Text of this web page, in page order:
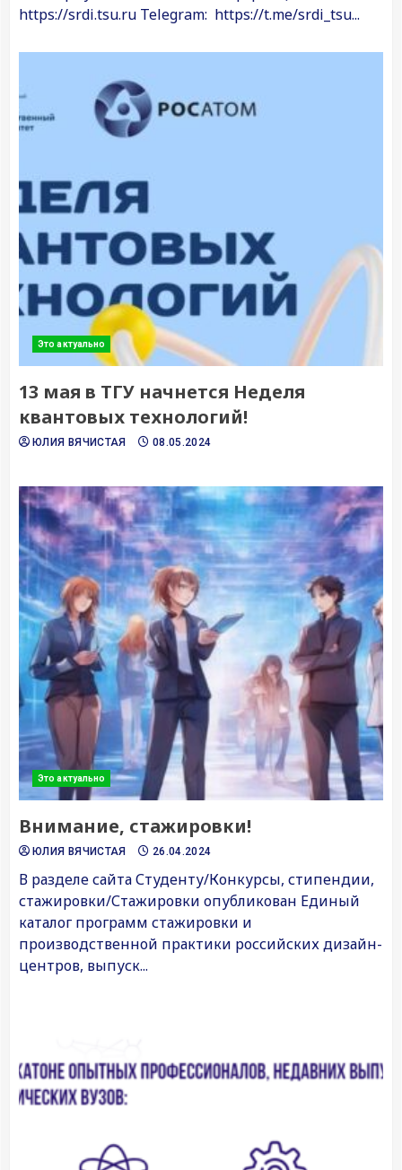
https://srdi.tsu.ru Telegram: https://t.me/srdi_tsu...
Это актуально
13 мая в ТГУ начнется Неделя
квантовых технологий!
ЮЛИЯ ВЯЧИСТАЯ 08.05.2024
Это актуально
Внимание, стажировки!
ЮЛИЯ ВЯЧИСТАЯ 26.04.2024
В разделе сайта Студенту/Конкурсы, стипендии,
стажировки/Стажировки опубликован Единый
каталог программ стажировки и
производственной практики российских дизайн-
центров, выпуск...